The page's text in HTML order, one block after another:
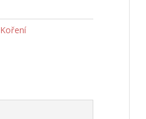
Koření